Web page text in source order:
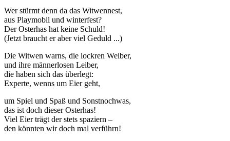
Wer stürmt denn da das Witwennest,
aus Playmobil und winterfest?
Der Osterhas hat keine Schuld!
(Jetzt braucht er aber viel Geduld ...)
Die Witwen warns, die lockren Weiber,
und ihre männerlosen Leiber,
die haben sich das überlegt:
Experte, wenns um Eier geht,
um Spiel und Spaß und Sonstnochwas,
das ist doch dieser Osterhas!
Viel Eier trägt der stets spaziern –
den könnten wir doch mal verführn!